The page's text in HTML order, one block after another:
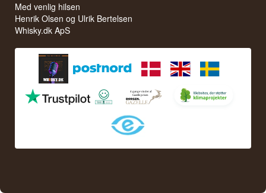
Med venlig hilsen
Henrik Olsen og Ulrik Bertelsen
Whisky.dk ApS